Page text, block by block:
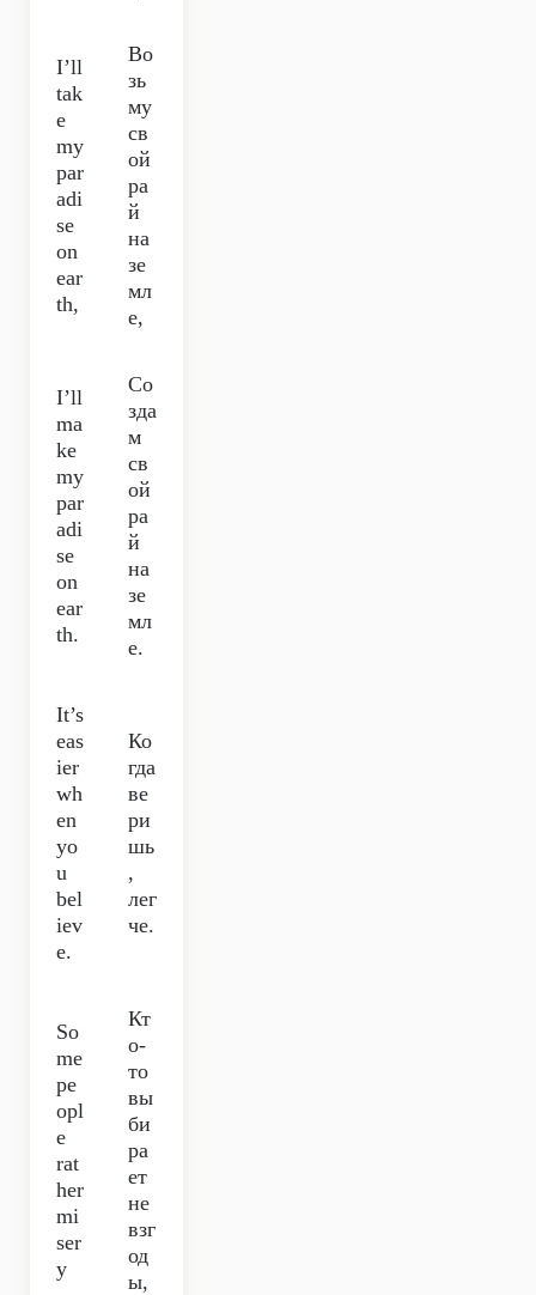
I’ll
tak
e
my
par
adi
se
on
ear
th,
Во
зь
му
св
ой
ра
й
на
зе
мл
е,
I’ll
ma
ke
my
par
adi
se
on
ear
th.
Со
зда
м
св
ой
ра
й
на
зе
мл
е.
It’s
eas
ier
wh
en
yo
u
bel
iev
e.
Ко
гда
ве
ри
шь
,
лег
че.
So
me
pe
opl
e
rat
her
mi
ser
y
Кт
о-
то
вы
би
ра
ет
не
взг
од
ы,